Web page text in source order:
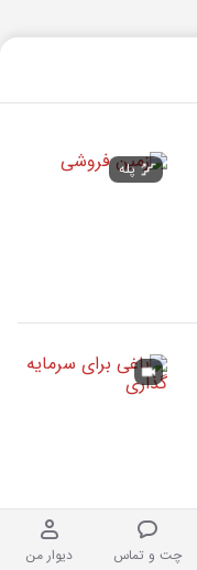
چت و تماس دیوار من
پله